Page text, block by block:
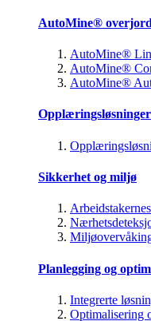
AutoMine® overjord
AutoMine®
AutoMine®
AutoMine®
Sikkerhet og miljø
Planlegging og
Integrerte
Optimalisering